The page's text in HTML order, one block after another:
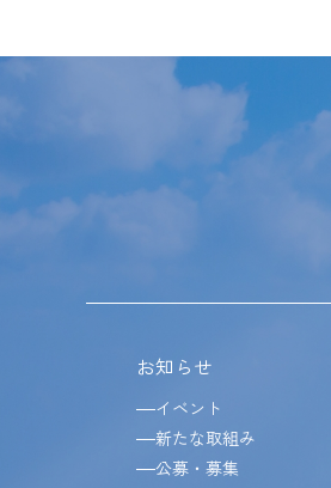
お知らせ
イベント
新たな取組み
公募・募集